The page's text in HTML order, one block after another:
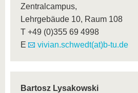
Zentralcampus,
Lehrgebäude 10, Raum 108
T +49 (0)355 69 4998
E
vivian.schwedt(at)b-tu.de
Bartosz Lysakowski